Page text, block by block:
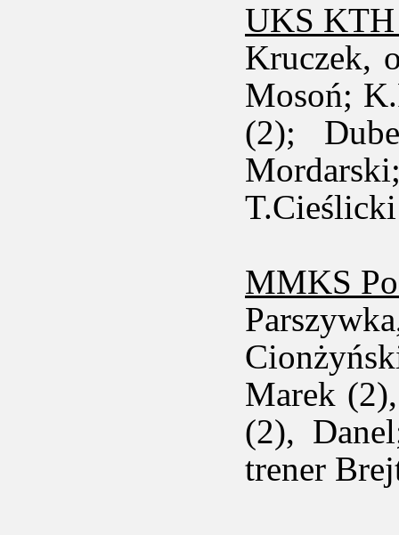
UKS
Kruczek,
Mosoń;
(2);
MMKS
Marek
(2),
trener